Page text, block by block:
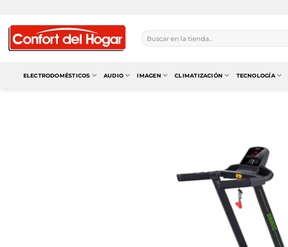
contenido
Buscar
por:
ELECTRODOMÉSTICOS AUDIO IMAGEN CLIMATIZACIÓN TECNOLOGÍA